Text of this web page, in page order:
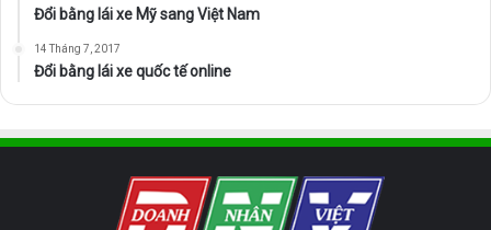
Đổi bằng lái xe Mỹ sang Việt Nam
14 Tháng 7, 2017
Đổi bằng lái xe quốc tế online